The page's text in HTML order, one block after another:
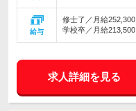
給与
修士了／月給
学校卒／月給
求人詳細を見る